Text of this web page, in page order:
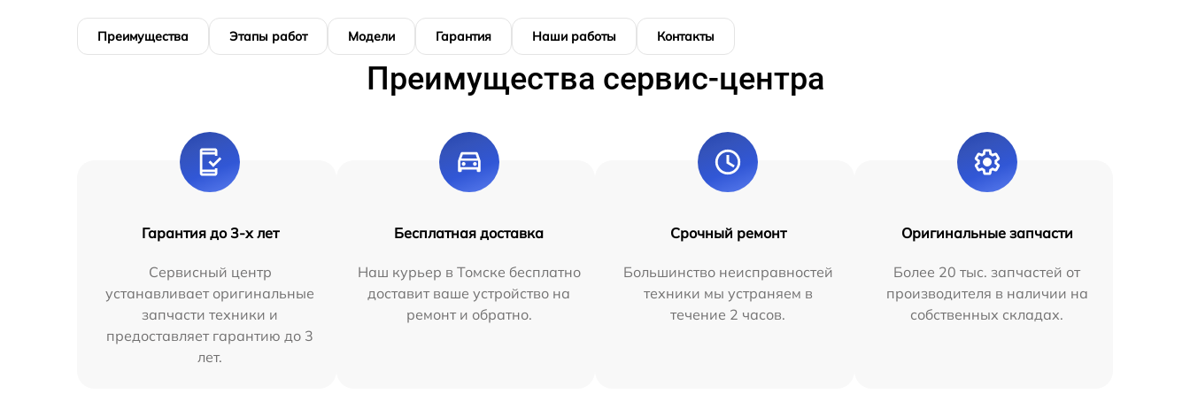
Преимущества Этапы работ Модели Гарантия Наши работы Контакты
Преимущества сервис-центра
Гарантия до 3-х лет
Сервисный центр
устанавливает оригинальные
запчасти техники и
предоставляет гарантию до 3
лет.
Бесплатная доставка
Наш курьер в Томске бесплатно
доставит ваше устройство на
ремонт и обратно.
Срочный ремонт
Большинство неисправностей
техники мы устраняем в
течение 2 часов.
Оригинальные запчасти
Более 20 тыс. запчастей от
производителя в наличии на
собственных складах.